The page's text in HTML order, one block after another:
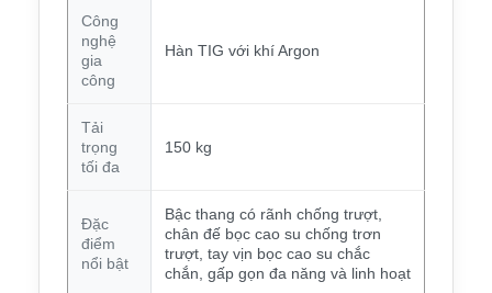
Công
nghệ
gia
công
Hàn TIG với khí Argon
Tải
trọng
tối đa
150 kg
Đặc
điểm
nổi bật
Bậc thang có rãnh chống trượt,
chân đế bọc cao su chống trơn
trượt, tay vịn bọc cao su chắc
chắn, gấp gọn đa năng và linh hoạt